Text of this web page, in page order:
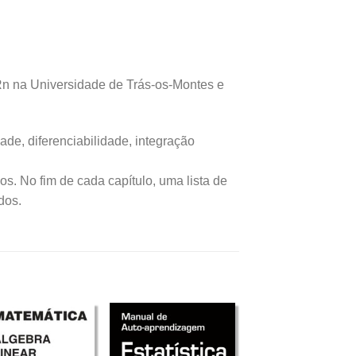
na Universidade de Trás-os-Montes e
diferenciabilidade, integração
No fim de cada capítulo, uma lista de